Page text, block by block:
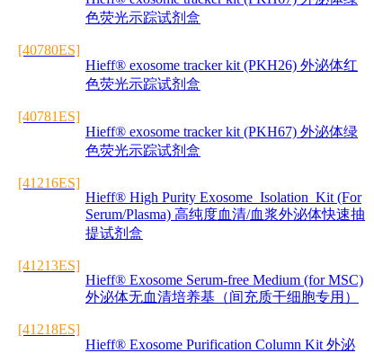
色荧光示踪试剂盒
[40780ES]
Hieff® exosome tracker kit (PKH26) 外泌体红
色荧光示踪试剂盒
[40781ES]
Hieff® exosome tracker kit (PKH67) 外泌体绿
色荧光示踪试剂盒
[41216ES]
Hieff® High Purity Exosome Isolation Kit (For
Serum/Plasma) 高纯度血清/血浆外泌体快速抽
提试剂盒
[41213ES]
Hieff® Exosome Serum-free Medium (for MSC)
外泌体无血清培养基（间充质干细胞专用）
[41218ES]
Hieff® Exosome Purification Column Kit 外泌